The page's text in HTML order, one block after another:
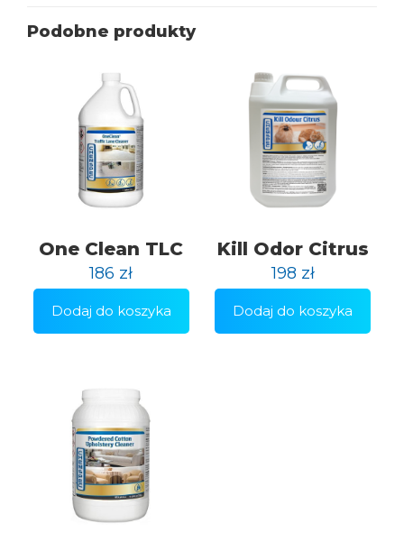
Podobne produkty
One Clean TLC
186 zł
Dodaj do koszyka
Kill Odor Citrus
198 zł
Dodaj do koszyka